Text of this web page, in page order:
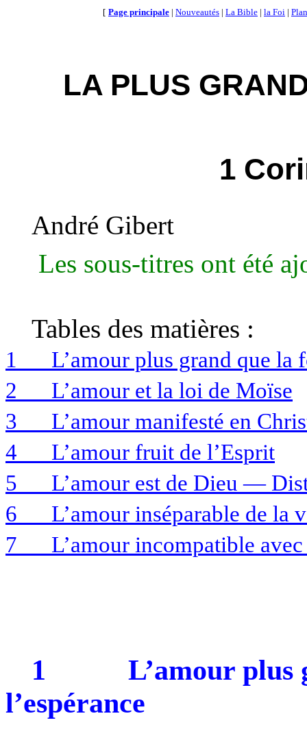
[ Page principale | Nouveautés | La Bible | la Foi |
LA PLUS
1
André Gibert
Les sous-titres ont été
Tables des matières :
1
L’amour plus grand que la
2
L’amour et la loi de Moïse
3
L’amour manifesté en
4
L’amour fruit de l’Esprit
5
L’amour est de Dieu —
6
L’amour inséparable de la
7
L’amour incompatible
1
L’amour plus
l’espérance